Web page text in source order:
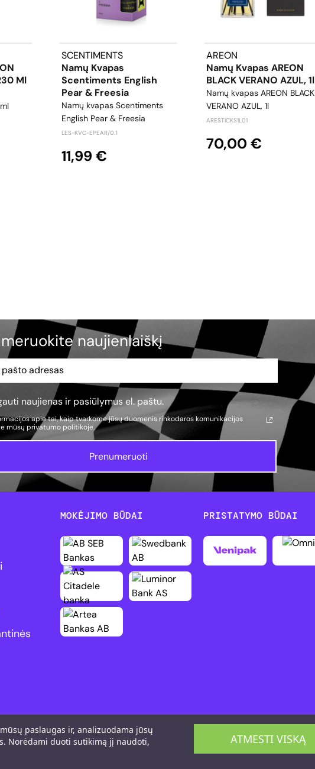
Ml
SCENTIMENTS
Namų Kvapas
Scentiments English
Pear & Freesia
Namų kvapas Scentiments
English Pear & Freesia
LES-KVC-EPEAR/0.1
11,99 €
AREON
Namų Kvapas AREON
BLACK VERANO AZUL, 1l
Namų kvapas AREON BLACK
VERANO AZUL, 1l
ARESTICKS1L01
70,00 €
naujienlaiškį
naujienas ir pasiūlymus el. paštu.
apie tai, kaip tvarkome jūsų duomenis rinkodaros komunikacijos
mūsų privatumo politikoje.
Prenumeruoti
paslaugas ir, analizuodama jūsų
Norėdami duoti sutikimą jį naudoti,
ATMESTI VISKĄ
MOKĖJIMO BŪDAI PRISTATYMO BŪDAI